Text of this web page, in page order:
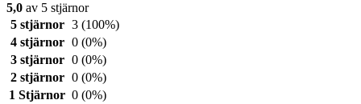
5,0 av 5 stjärnor
5 stjärnor 3 (100%)
4 stjärnor 0 (0%)
3 stjärnor 0 (0%)
2 stjärnor 0 (0%)
1 Stjärnor 0 (0%)